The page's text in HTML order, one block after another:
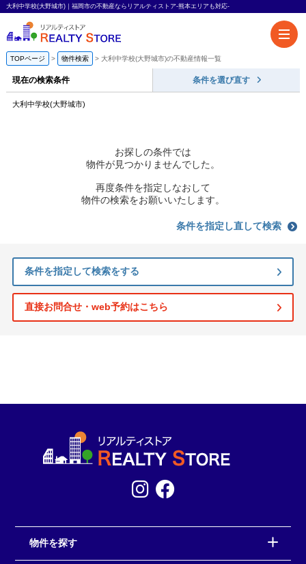
大利中学校(大野城市)｜福岡市の不動産ならリアルティストア-熊本エリアも対応-
TOPページ 物件検索 大利中学校(大野城市)の不動産情報一覧
現在の検索条件 条件を選び直す
大利中学校(大野城市)
お探しの条件では
物件が見つかりませんでした。
再度条件を指定しなおして
物件の検索をお願いいたします。
条件を指定し直して検索
条件を指定して検索をする
直接お問合せ・web予約はこちら
物件を探す